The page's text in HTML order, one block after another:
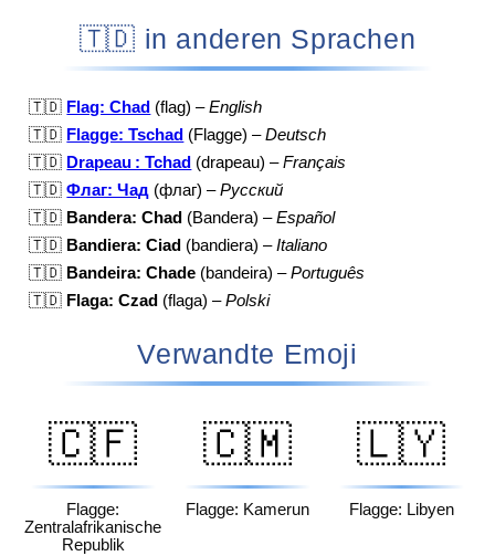
🇹🇩 in anderen Sprachen
🇹🇩 Flag: Chad (flag) –English
🇹🇩 Flagge: Tschad (Flagge) –Deutsch
🇹🇩 Drapeau : Tchad (drapeau) –Français
🇹🇩 Флаг: Чад (флаг) –Русский
🇹🇩 Bandera: Chad (Bandera) –Español
🇹🇩 Bandiera: Ciad (bandiera) –Italiano
🇹🇩 Bandeira: Chade (bandeira) –Português
🇹🇩 Flaga: Czad (flaga) –Polski
Verwandte Emoji
🇨🇫
Flagge:
Zentralafrikanische
Republik
🇨🇲
Flagge: Kamerun
🇱🇾
Flagge: Libyen